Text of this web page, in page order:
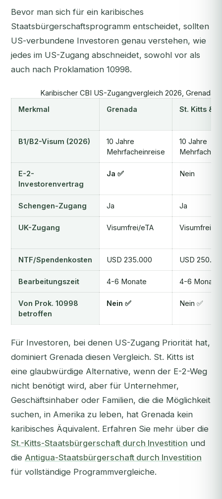
Bevor man sich für ein karibisches
Staatsbürgerschaftsprogramm entscheidet, sollten
US-verbundene Investoren genau verstehen, wie
jedes im US-Zugang abschneidet, sowohl vor als
auch nach Proklamation 10998.
Karibischer CBI US-Zugangvergleich 2026, Grenada
Merkmal
Grenada St. Kitts &
B1/B2-Visum (2026)
10 Jahre
Mehrfacheinreise
10 Jahre
E-2-
Investorenvertrag
Ja ✅ Nein
Schengen-Zugang Ja Ja
UK-Zugang Visumfrei/eTA Visumfrei
NTF/Spendenkosten USD 235.000 USD
Bearbeitungszeit 4-6 Monate 4-6 Monate
Von Prok. 10998
betroffen
Nein ✅ Nein ✅
Für Investoren, bei denen US-Zugang Priorität hat,
dominiert Grenada diesen Vergleich. St. Kitts ist
eine glaubwürdige Alternative, wenn der E-2-Weg
nicht benötigt wird, aber für Unternehmer,
Geschäftsinhaber oder Familien, die die Möglichkeit
suchen, in Amerika zu leben, hat Grenada kein
karibisches Äquivalent. Erfahren Sie mehr über die
St.-Kitts-Staatsbürgerschaft durch Investition und
die Antigua-Staatsbürgerschaft durch Investition
für vollständige Programmvergleiche.